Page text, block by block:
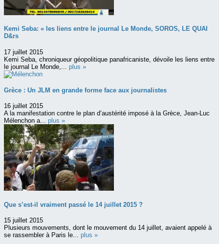
Kemi Seba: « les liens entre le journal Le Monde, SOROS, LE QUAI
D&rs
17 juillet 2015
Kemi Seba, chroniqueur géopolitique panafricaniste, dévoile les liens entre
le journal Le Monde,... plus »
Grèce : Un JLM en grande forme face aux journalistes
16 juillet 2015
A la manifestation contre le plan d’austérité imposé à la Grèce, Jean-Luc
Mélenchon a... plus »
Que s’est-il vraiment passé le 14 juillet 2015 ?
15 juillet 2015
Plusieurs mouvements, dont le mouvement du 14 juillet, avaient appelé à
se rassembler à Paris le... plus »